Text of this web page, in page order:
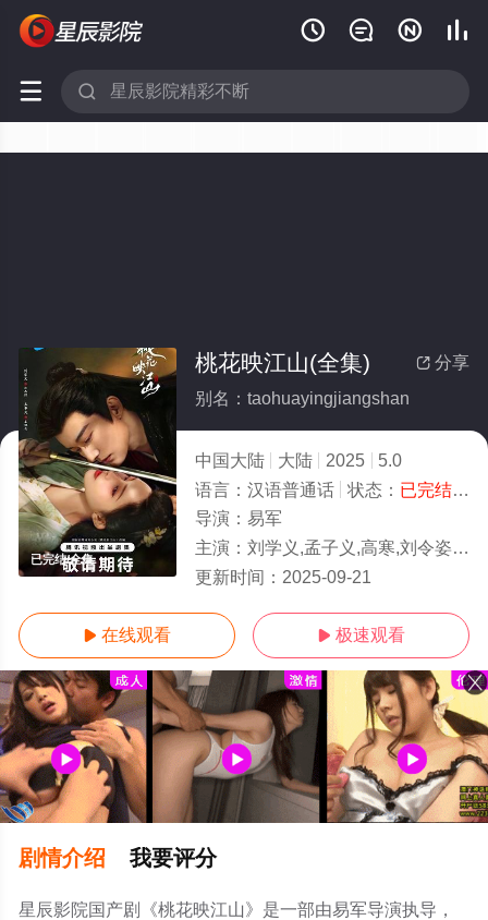
   
 
已完结/全集
 分享
桃花映江山(全集)
别名：taohuayingjiangshan
中国大陆 大陆 2025
5.0
语言： 汉语普通话 状态： 已完结- 免
导演： 易军
主演： 刘学义,孟子义,高寒,刘令姿,边程,范静雯,赵顺然,代斯,王艺瑾,衣云鹤,王伟华,黄梦莹,张垒,漆培鑫,王佳璇,许静雅,朱
更新时间： 2025-09-21
 在线观看  极速观看
剧情介绍 我要评分
星辰影院国产剧《桃花映江山》是一部由易军导演执导，